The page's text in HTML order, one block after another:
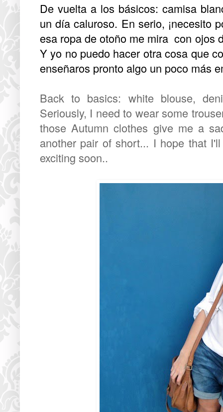
De vuelta a los básicos: camisa
un día caluroso. En serio, ¡necesito
esa ropa de otoño me mira con ojos
Y yo no puedo hacer otra cosa que
enseñaros pronto algo un poco más
Back to basics: white blouse,
Seriously, I need to wear some
those Autumn clothes give me a
another pair of short... I hope that
exciting soon..